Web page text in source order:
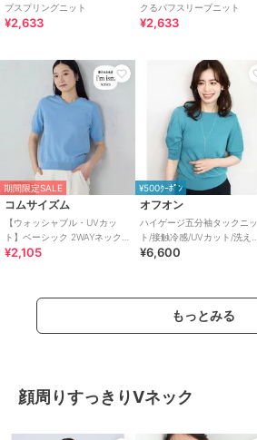
ブスプリングニット
¥2,633
クるパフスリーブニット
¥2,633
期間限定SALE
コムサイズム
【ウォッシャブル・UVカッ
ト】ベーシック 2WAYネック5
分袖ニット
¥2,105
¥500ｸｰﾎﾟﾝ
オフオン
ハイゲージ五分袖タックニッ
ト/接触冷感/UVカット/洗え
る/WEB限定サイズあり
¥6,600
もっとみる
顔周りすっきりVネック